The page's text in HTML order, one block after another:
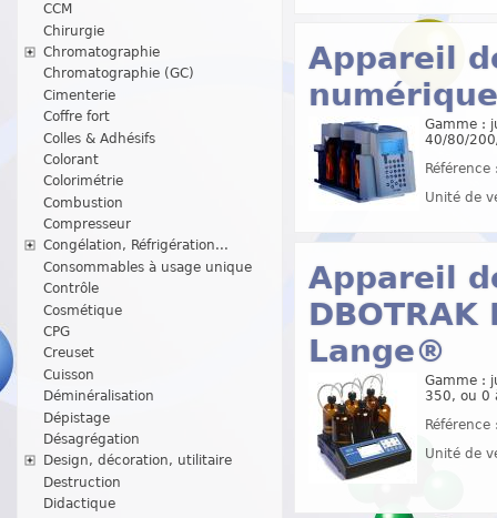
CCM
Chirurgie
Chromatographie
Chromatographie (GC)
Cimenterie
Coffre fort
Colles & Adhésifs
Colorant
Colorimétrie
Combustion
Compresseur
Congélation, Réfrigération...
Consommables à usage unique
Contrôle
Cosmétique
CPG
Creuset
Cuisson
Déminéralisation
Dépistage
Désagrégation
Design, décoration, utilitaire
Destruction
Didactique
Appareil
Gamme :
40/80/
Unité de
Appareil
Lange®
Gamme :
350, ou 0
Unité de